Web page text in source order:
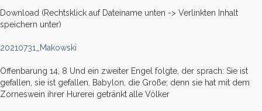
Download (Rechtsklick auf Dateiname unten -> Verlinkten Inhalt
speichern unter)
20210731_Makowski
Offenbarung 14, 8 Und ein zweiter Engel folgte, der sprach: Sie ist
gefallen, sie ist gefallen, Babylon, die Große; denn sie hat mit dem
Zorneswein ihrer Hurerei getränkt alle Völker